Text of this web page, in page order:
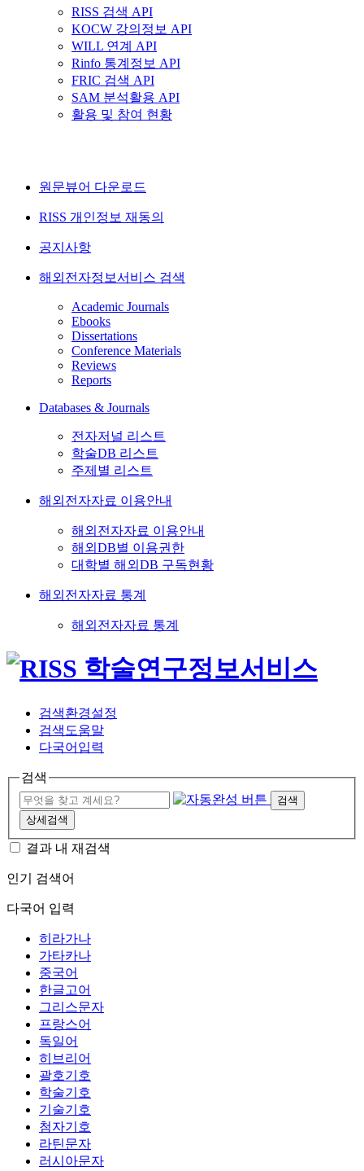
RISS 검색 API
KOCW 강의정보 API
WILL 연계 API
Rinfo 통계정보 API
FRIC 검색 API
SAM 분석활용 API
활용 및 참여 현황
원문뷰어 다운로드
RISS 개인정보 재동의
공지사항
해외전자정보서비스 검색
Academic Journals
Ebooks
Dissertations
Conference Materials
Reviews
Reports
Databases & Journals
전자저널 리스트
학술DB 리스트
주제별 리스트
해외전자자료 이용안내
해외전자자료 이용안내
해외DB별 이용권한
대학별 해외DB 구독현황
해외전자자료 통계
해외전자자료 통계
검색환경설정
검색도움말
다국어입력
검색
검색
상세검색
결과 내 재검색
인기 검색어
다국어 입력
히라가나
가타카나
중국어
한글고어
그리스문자
프랑스어
독일어
히브리어
괄호기호
학술기호
기술기호
첨자기호
라틴문자
러시아문자